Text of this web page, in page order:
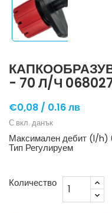
- 70 Л/Ч
€0,08 / 0.16 лв
С вкл. данък
Максимален дебит (l/h)
Тип Регулируем
Количество